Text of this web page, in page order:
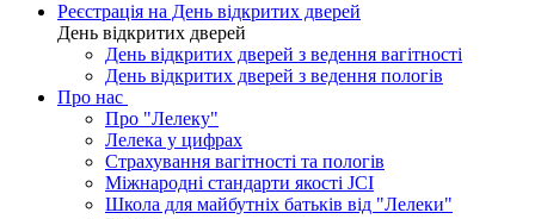
Реєстрація на День відкритих дверей
День відкритих дверей
День відкритих дверей з ведення вагітності
День відкритих дверей з ведення пологів
Про нас
Про "Лелеку"
Лелека у цифрах
Страхування вагітності та пологів
Міжнародні стандарти якості JCI
Школа для майбутніх батьків від "Лелеки"